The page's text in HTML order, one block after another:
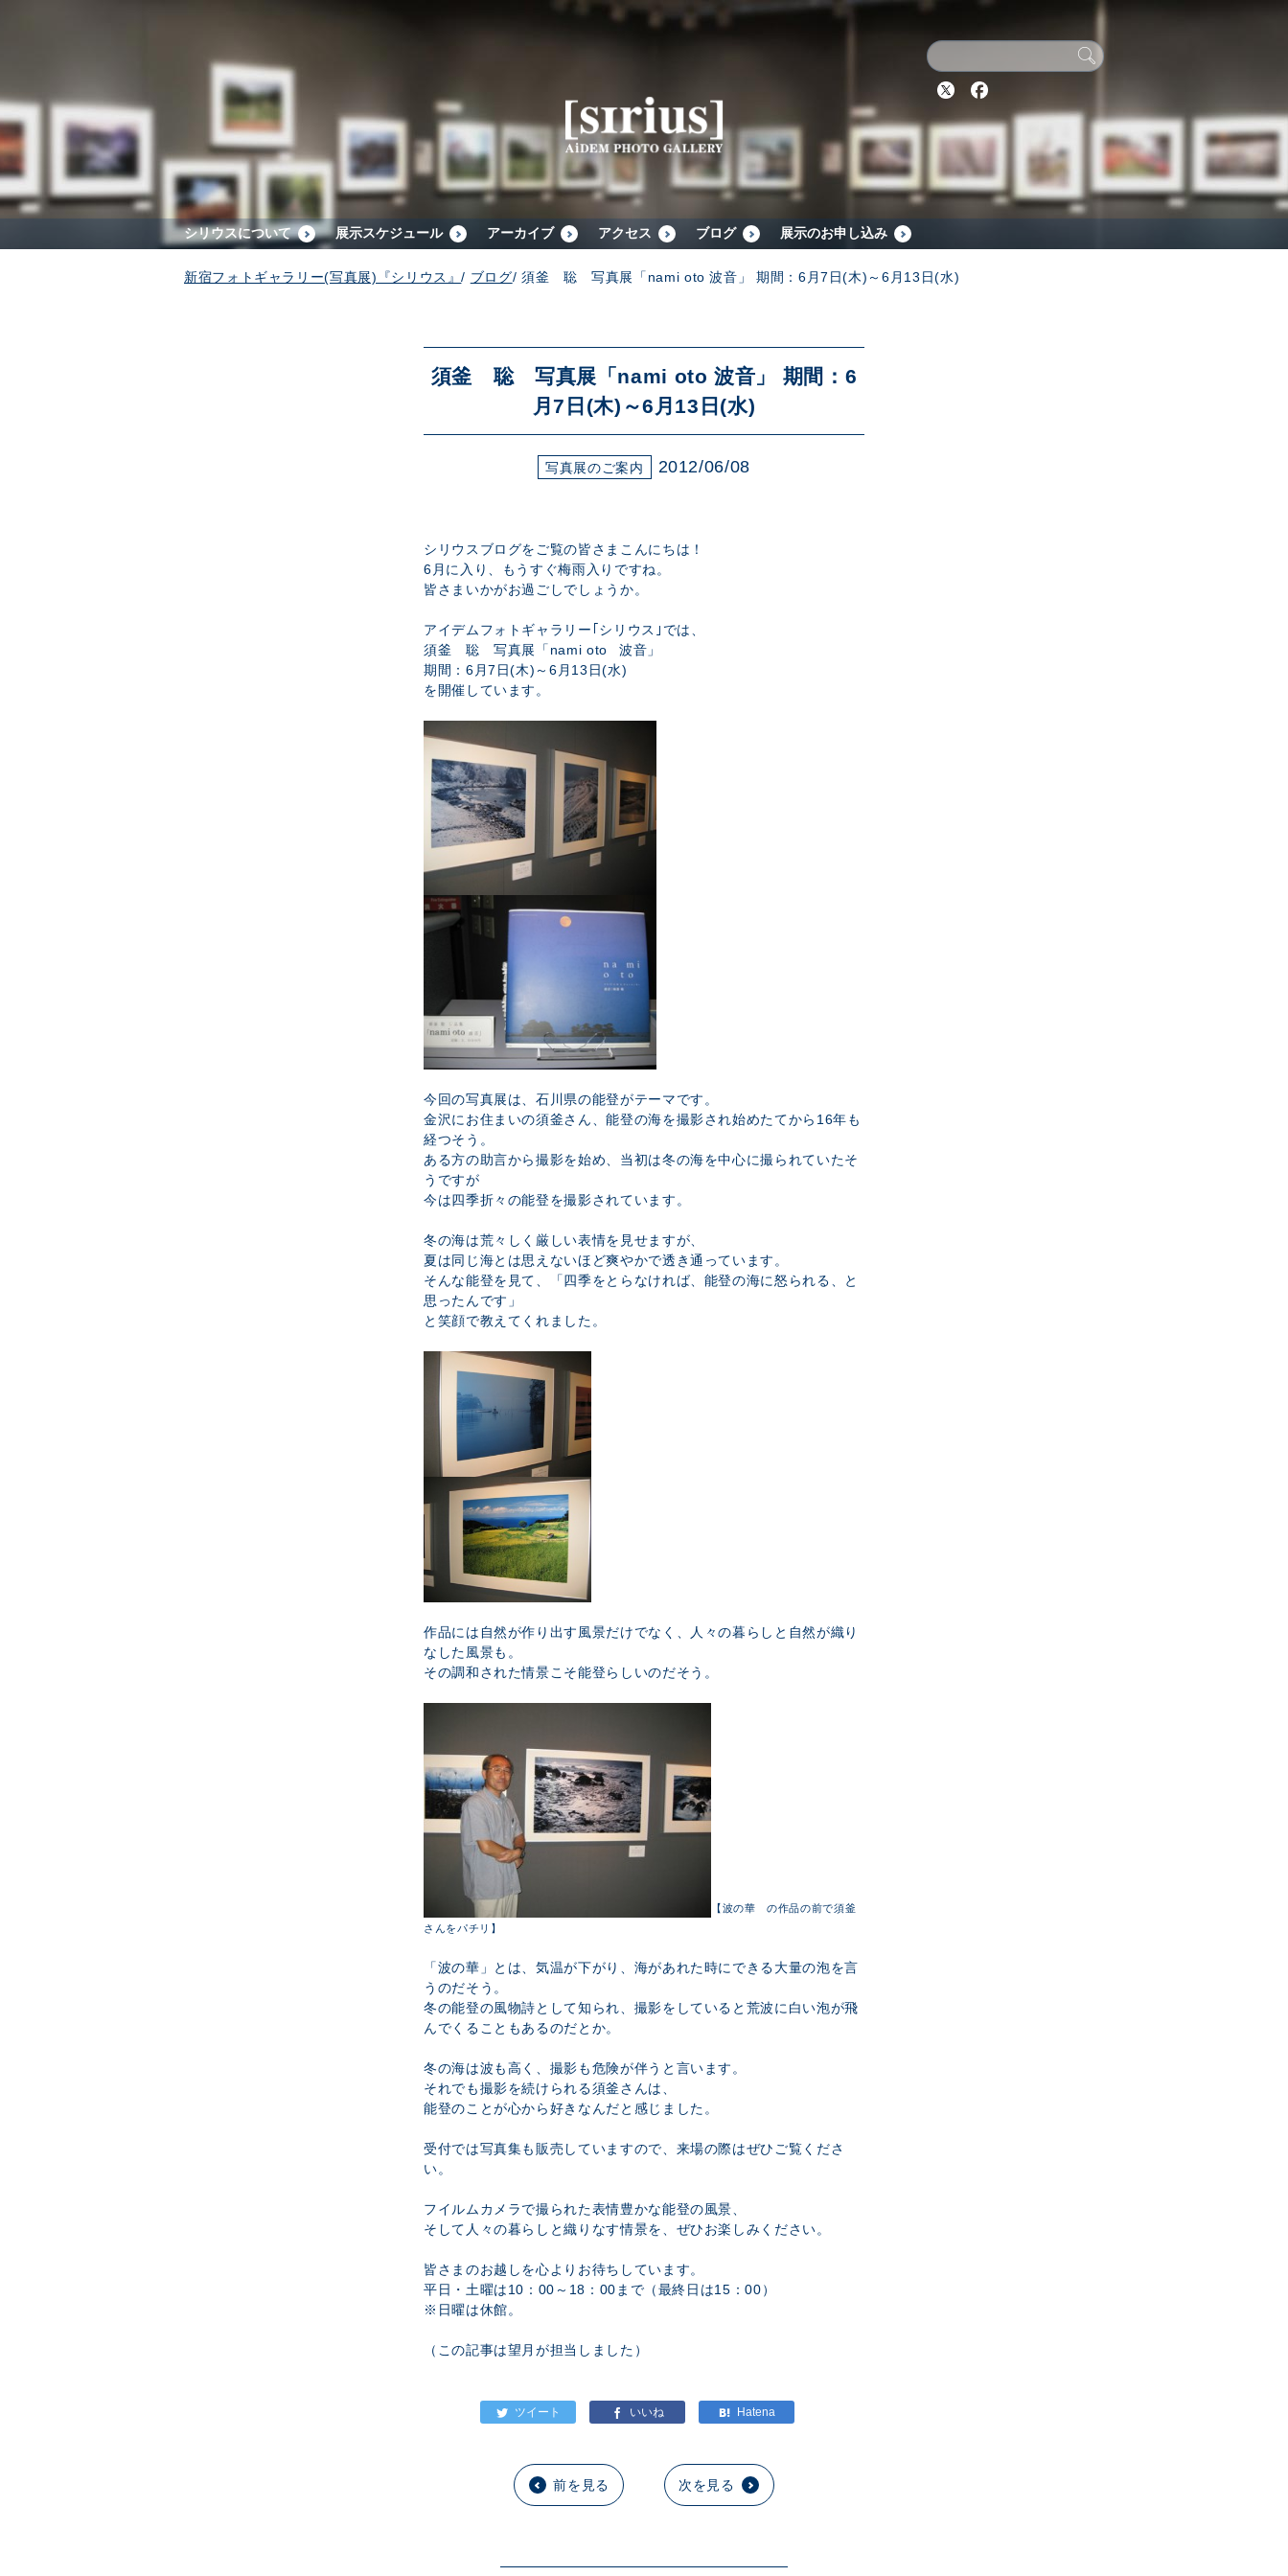
Twitter
シリウスについて 展示スケジュール アーカイブ アクセス ブログ 展示のお申し込み
新宿フォトギャラリー(写真展)『シリウス』/ ブログ/ 須釜 聡 写真展「nami oto 波音」 期間：6月7日(木)～6月13日(水)
須釜 聡 写真展「nami oto 波音」 期間：6
月7日(木)～6月13日(水)
写真展のご案内 2012/06/08
シリウスブログをご覧の皆さまこんにちは！
6月に入り、もうすぐ梅雨入りですね。
皆さまいかがお過ごしでしょうか。
アイデムフォトギャラリー｢シリウス｣では、
須釜 聡 写真展「nami oto 波音」
期間：6月7日(木)～6月13日(水)
を開催しています。
今回の写真展は、石川県の能登がテーマです。
金沢にお住まいの須釜さん、能登の海を撮影され始めたてから16年も
経つそう。
ある方の助言から撮影を始め、当初は冬の海を中心に撮られていたそ
うですが
今は四季折々の能登を撮影されています。
冬の海は荒々しく厳しい表情を見せますが、
夏は同じ海とは思えないほど爽やかで透き通っています。
そんな能登を見て、「四季をとらなければ、能登の海に怒られる、と
思ったんです」
と笑顔で教えてくれました。
作品には自然が作り出す風景だけでなく、人々の暮らしと自然が織り
なした風景も。
その調和された情景こそ能登らしいのだそう。
【波の華の作品の前で須釜
さんをパチリ】
「波の華」とは、気温が下がり、海があれた時にできる大量の泡を言
うのだそう。
冬の能登の風物詩として知られ、撮影をしていると荒波に白い泡が飛
んでくることもあるのだとか。
冬の海は波も高く、撮影も危険が伴うと言います。
それでも撮影を続けられる須釜さんは、
能登のことが心から好きなんだと感じました。
受付では写真集も販売していますので、来場の際はぜひご覧くださ
い。
フイルムカメラで撮られた表情豊かな能登の風景、
そして人々の暮らしと織りなす情景を、ぜひお楽しみください。
皆さまのお越しを心よりお待ちしています。
平日・土曜は10：00～18：00まで（最終日は15：00）
※日曜は休館。
（この記事は望月が担当しました）
前を見る 次を見る
展示スケジュール
アーカイブ
ブログ
展示のお申し込み